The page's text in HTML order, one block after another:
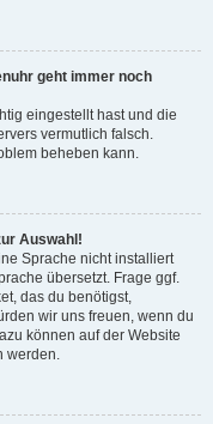
geht immer noch
eingestellt hast und die
vermutlich falsch.
beheben kann.
Auswahl!
Sprache nicht installiert
übersetzt. Frage ggf.
das du benötigst,
wir uns freuen, wenn du
können auf der Website
werden.